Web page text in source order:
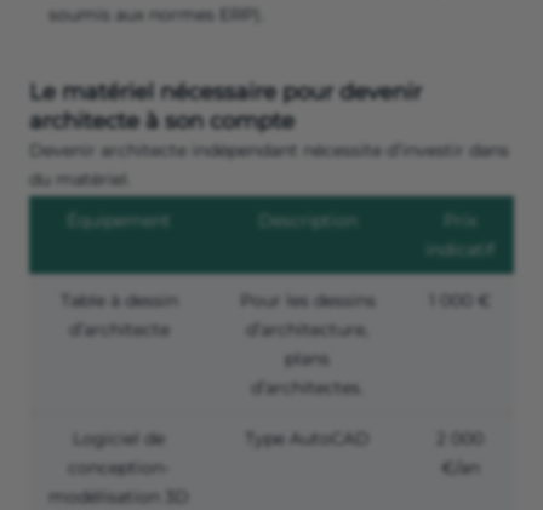
soumis aux normes ERP).
Le matériel nécessaire pour devenir
architecte à son compte
Devenir architecte indépendant nécessite d’investir dans
du matériel.
Équipement
Description
Prix
indicatif
Table à dessin
d’architecte
Pour les dessins
d’architecture,
plans
d’architectes.
1 000 €
Logiciel de
conception-
modélisation 3D
Type AutoCAD
2 000
€/an